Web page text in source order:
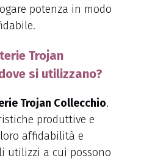
potenza in modo
Trojan
si utilizzano?
Trojan Collecchio.
produttive e
affidabilità e
utilizzi a cui possono